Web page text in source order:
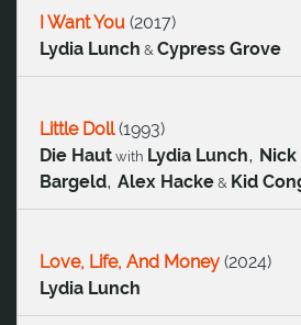
I Want You (2017)
Lydia Lunch & Cypress Grove
Little Doll(1993)
Die Haut with Lydia Lunch, Nick
Bargeld, Alex Hacke & Kid
Love, Life, And Money (2024)
Lydia Lunch